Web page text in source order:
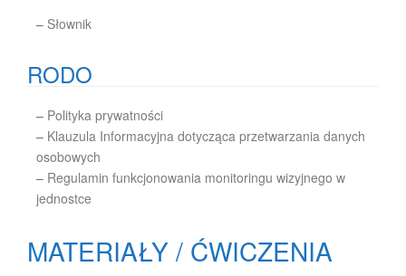
– Słownik
RODO
– Polityka prywatności
– Klauzula Informacyjna dotycząca przetwarzania danych
osobowych
– Regulamin funkcjonowania monitoringu wizyjnego w
jednostce
MATERIAŁY / ĆWICZENIA